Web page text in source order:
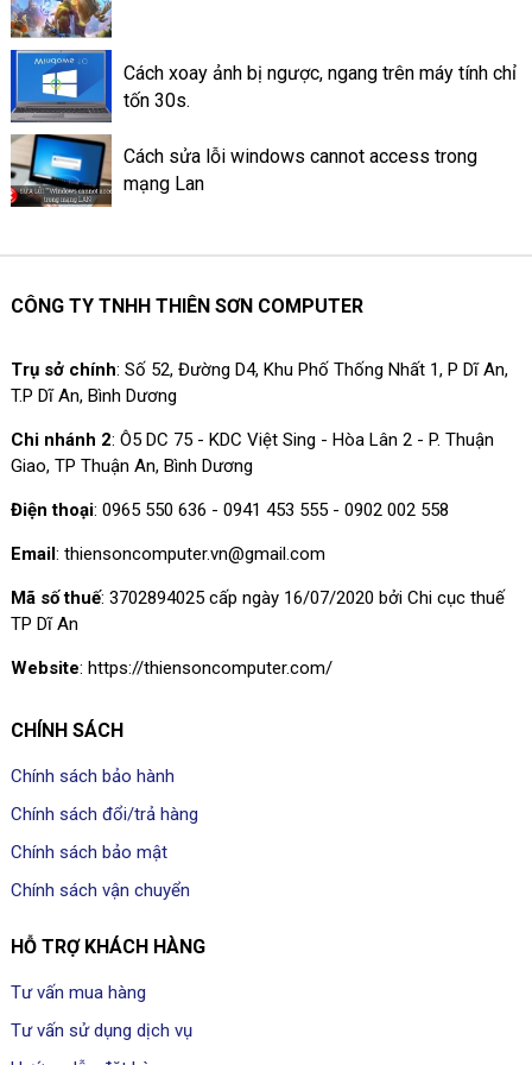
Facebook là làm như thế nào?
Cách xoay ảnh bị ngược, ngang trên máy tính chỉ
tốn 30s.
Cách sửa lỗi windows cannot access trong
mạng Lan
CÔNG TY TNHH THIÊN SƠN COMPUTER
Trụ sở chính: Số 52, Đường D4, Khu Phố Thống Nhất 1, P Dĩ An,
T.P Dĩ An, Bình Dương
Chi nhánh 2: Ô5 DC 75 - KDC Việt Sing - Hòa Lân 2 - P. Thuận
Giao, TP Thuận An, Bình Dương
Điện thoại: 0965 550 636 - 0941 453 555 - 0902 002 558
Email: thiensoncomputer.vn@gmail.com
Mã số thuế: 3702894025 cấp ngày 16/07/2020 bởi Chi cục thuế
TP Dĩ An
Website: https://thiensoncomputer.com/
CHÍNH SÁCH
Chính sách bảo hành
Chính sách đổi/trả hàng
Chính sách bảo mật
Chính sách vận chuyển
HỖ TRỢ KHÁCH HÀNG
Tư vấn mua hàng
Tư vấn sử dụng dịch vụ